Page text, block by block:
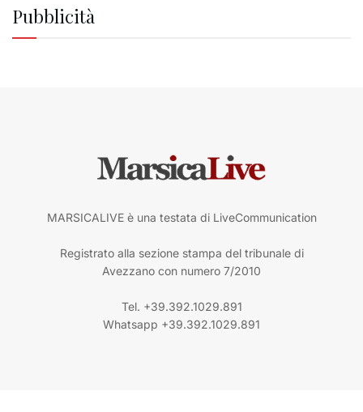
Pubblicità
MARSICALIVE è una testata di LiveCommunication
Registrato alla sezione stampa del tribunale di
Avezzano con numero 7/2010
Tel. +39.392.1029.891
Whatsapp +39.392.1029.891